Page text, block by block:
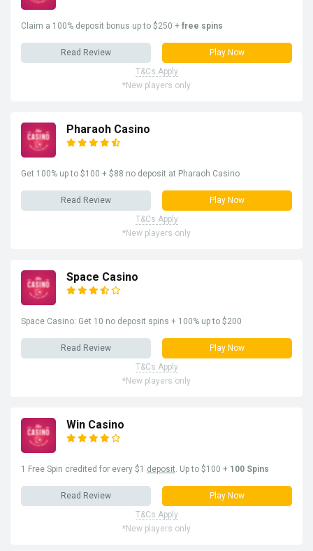
Claim a 100% deposit bonus up to $250 + free spins
Read Review
Play Now
T&Cs Apply
*New players only
Pharaoh Casino
Get 100% up to $100 + $88 no deposit at Pharaoh Casino
Read Review
Play Now
T&Cs Apply
*New players only
Space Casino
Space Casino: Get 10 no deposit spins + 100% up to $200
Read Review
Play Now
T&Cs Apply
*New players only
Win Casino
1 Free Spin credited for every $1 deposit . Up to $100 + 100 Spins
Read Review
Play Now
T&Cs Apply
*New players only